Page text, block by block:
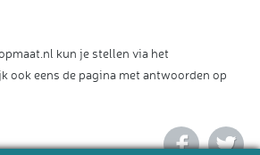
kun je stellen via het
ook eens de pagina met antwoorden op